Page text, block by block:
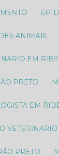
ANIMAIS​
EM
PRETO
EM
PRETO